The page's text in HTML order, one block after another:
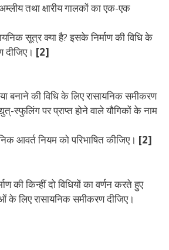
तथा क्षारीय गालकों का एक-एक
सूत्र क्या है? इसके निर्माण की विधि के
दीजिए। [2]
बनाने की विधि के लिए रासायनिक समीकरण
स्फुलिंग पर प्राप्त होने वाले यौगिकों के नाम
आवर्त नियम को परिभाषित कीजिए। [2]
की किन्हीं दो विधियों का वर्णन करते हुए
के लिए रासायनिक समीकरण दीजिए।